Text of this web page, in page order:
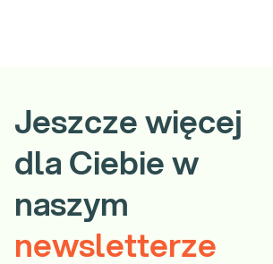
Jeszcze więcej
dla Ciebie w
naszym
newsletterze